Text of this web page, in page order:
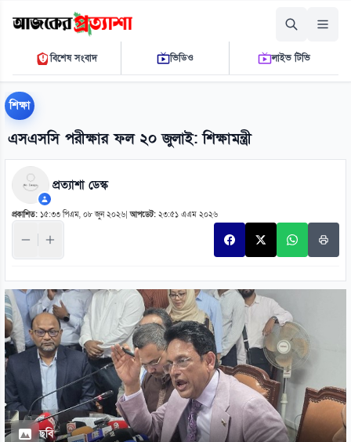
শুক্রবার, ০৭ আগস্ট ২০২৬
০৩ ০৭ ২৫ এ.এম.THE DAILY AJKER PROTTASHA
বিশেষ সংবাদ ভিডিও লাইভ টিভি
শিক্ষা
এসএসসি পরীক্ষার ফল ২০ জুলাই: শিক্ষামন্ত্রী
প্রত্যাশা ডেস্ক
প্রকাশিত: ১৫:৩৩ পিএম, ০৮ জুন ২০২৬ |আপডেট: ২৩:৫১ এএম ২০২৬
ছবি